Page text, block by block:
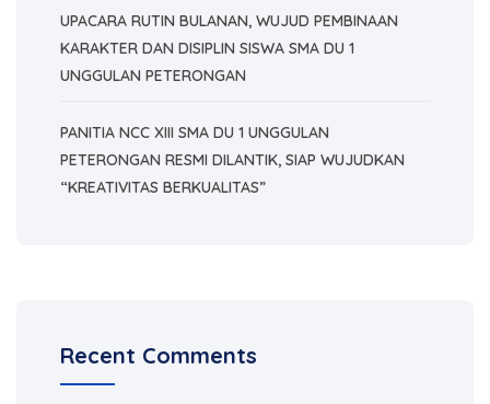
UPACARA RUTIN BULANAN, WUJUD PEMBINAAN
KARAKTER DAN DISIPLIN SISWA SMA DU 1
UNGGULAN PETERONGAN
PANITIA NCC XIII SMA DU 1 UNGGULAN
PETERONGAN RESMI DILANTIK, SIAP WUJUDKAN
“KREATIVITAS BERKUALITAS”
Recent Comments